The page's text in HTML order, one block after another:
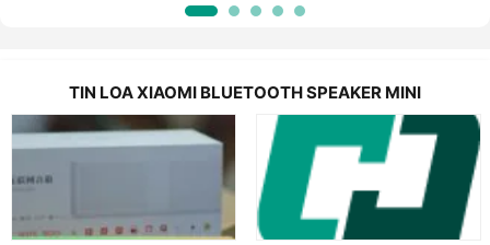
TIN LOA XIAOMI BLUETOOTH SPEAKER MINI